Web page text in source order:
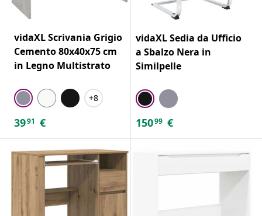
vidaXL Scrivania Grigio
Cemento 80x40x75 cm
in Legno Multistrato
+8
3991 €
vidaXL Sedia da Ufficio
a Sbalzo Nera in
Similpelle
15099 €